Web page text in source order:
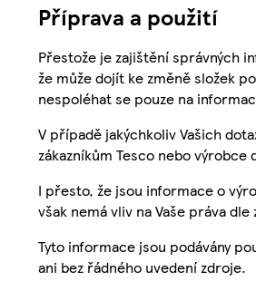
Příprava a použití
Přestože je zajištění správných
že může dojít ke změně složek
nespoléhat se pouze na
V případě jakýchkoliv Vašich
zákazníkům Tesco nebo výrobce
I přesto, že jsou informace o
však nemá vliv na Vaše práva dle
Tyto informace jsou podávány
ani bez řádného uvedení zdroje.